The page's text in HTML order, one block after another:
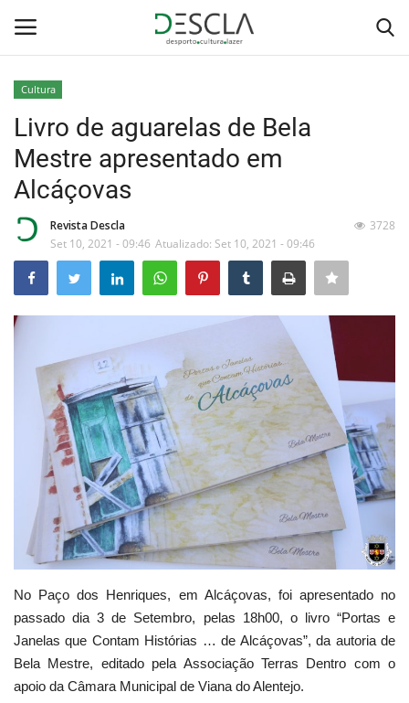
Home
...by Descla
Desporto
Educação
Estatuto Editorial
Saúde
Ficha técnica
Lazer
Cultura
Livro de aguarelas de Bela
Mestre apresentado em
Alcáçovas
Revista Descla
Set 10, 2021 - 09:46 Atualizado: Set 10, 2021 - 09:46
3728
No Paço dos Henriques, em Alcáçovas, foi apresentado no
passado dia 3 de Setembro, pelas 18h00, o livro “Portas e
Janelas que Contam Histórias … de Alcáçovas”, da autoria de
Bela Mestre, editado pela Associação Terras Dentro com o
apoio da Câmara Municipal de Viana do Alentejo.